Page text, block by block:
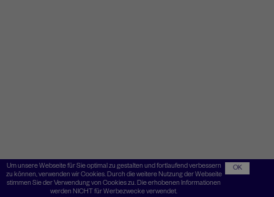
Um unsere Webseite für Sie optimal zu gestalten und fortlaufend verbessern
zu können, verwenden wir Cookies. Durch die weitere Nutzung der Webseite
stimmen Sie der Verwendung von Cookies zu. Die erhobenen Informationen
werden NICHT für Werbezwecke verwendet.
OK